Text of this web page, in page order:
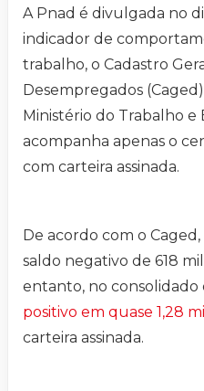
A Pnad é divulgada no
indicador de
trabalho, o Cadastro
Desempregados
Ministério do Trabalho
acompanha apenas o
com carteira assinada.
De acordo com o
saldo negativo de 618
entanto, no consolidado
positivo em quase 1,28
carteira assinada.